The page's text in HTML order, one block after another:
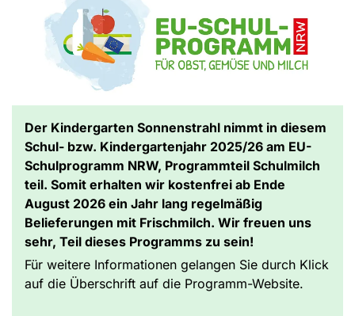
Der Kindergarten Sonnenstrahl nimmt in diesem
Schul- bzw. Kindergartenjahr 2025/26 am EU-
Schulprogramm NRW, Programmteil Schulmilch
teil. Somit erhalten wir kostenfrei ab Ende
August 2026 ein Jahr lang regelmäßig
Belieferungen mit Frischmilch. Wir freuen uns
sehr, Teil dieses Programms zu sein!
Für weitere Informationen gelangen Sie durch Klick
auf die Überschrift auf die Programm-Website.